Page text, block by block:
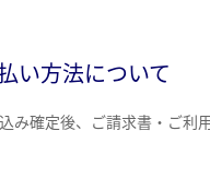
い方法について
み確定後、ご請求書・ご利